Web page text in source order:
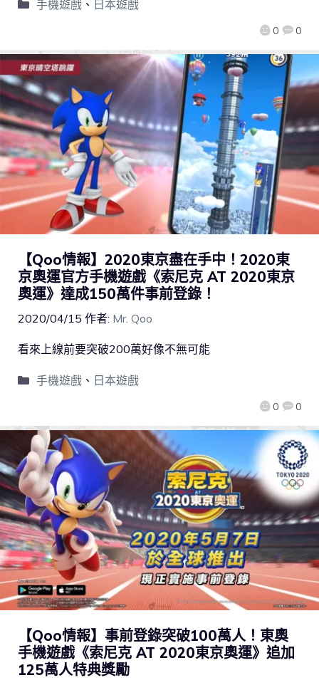
0 0
手機遊戲、 日本遊戲
【Qoo情報】2020東京盡在手中！2020東
京奧運官方手機遊戲《索尼克 AT 2020東京
奧運》達成150萬件事前登錄！
2020/04/15 作者: Mr. Qoo
0 0
看來上線前要突破200萬好像不無可能
手機遊戲、 日本遊戲
【Qoo情報】事前登錄突破100萬人！東奧
手機遊戲《索尼克 AT 2020東京奧運》追加
125萬人特典獎勵